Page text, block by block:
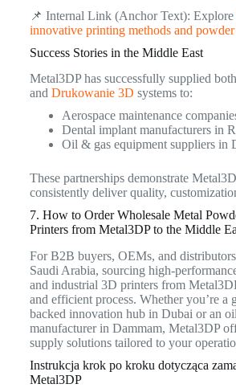
📌 Internal Link (Anchor Text): Explore
innovative printing methods and
Success Stories in the Middle East
Metal3DP has successfully supplied
and Drukowanie 3D systems to:
Aerospace maintenance
Dental implant manufacturers in
Oil & gas equipment suppliers in
These partnerships demonstrate
consistently deliver quality,
7. How to Order Wholesale Metal
Printers from Metal3DP to the Middle
For B2B buyers, OEMs, and
Saudi Arabia, sourcing high-
and industrial 3D printers from
and efficient process. Whether you’re a
backed innovation hub in Dubai or an
manufacturer in Dammam, Metal3DP
supply solutions tailored to your
Instrukcja krok po kroku dotycząca
Metal3DP